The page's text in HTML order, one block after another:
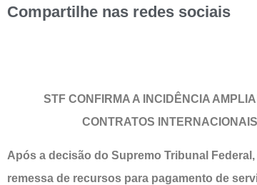
Compartilhe nas redes sociais
STF CONFIRMA A INCIDÊNCIA
CONTRATOS
Após a decisão do Supremo Tribunal
remessa de recursos para pagamento de